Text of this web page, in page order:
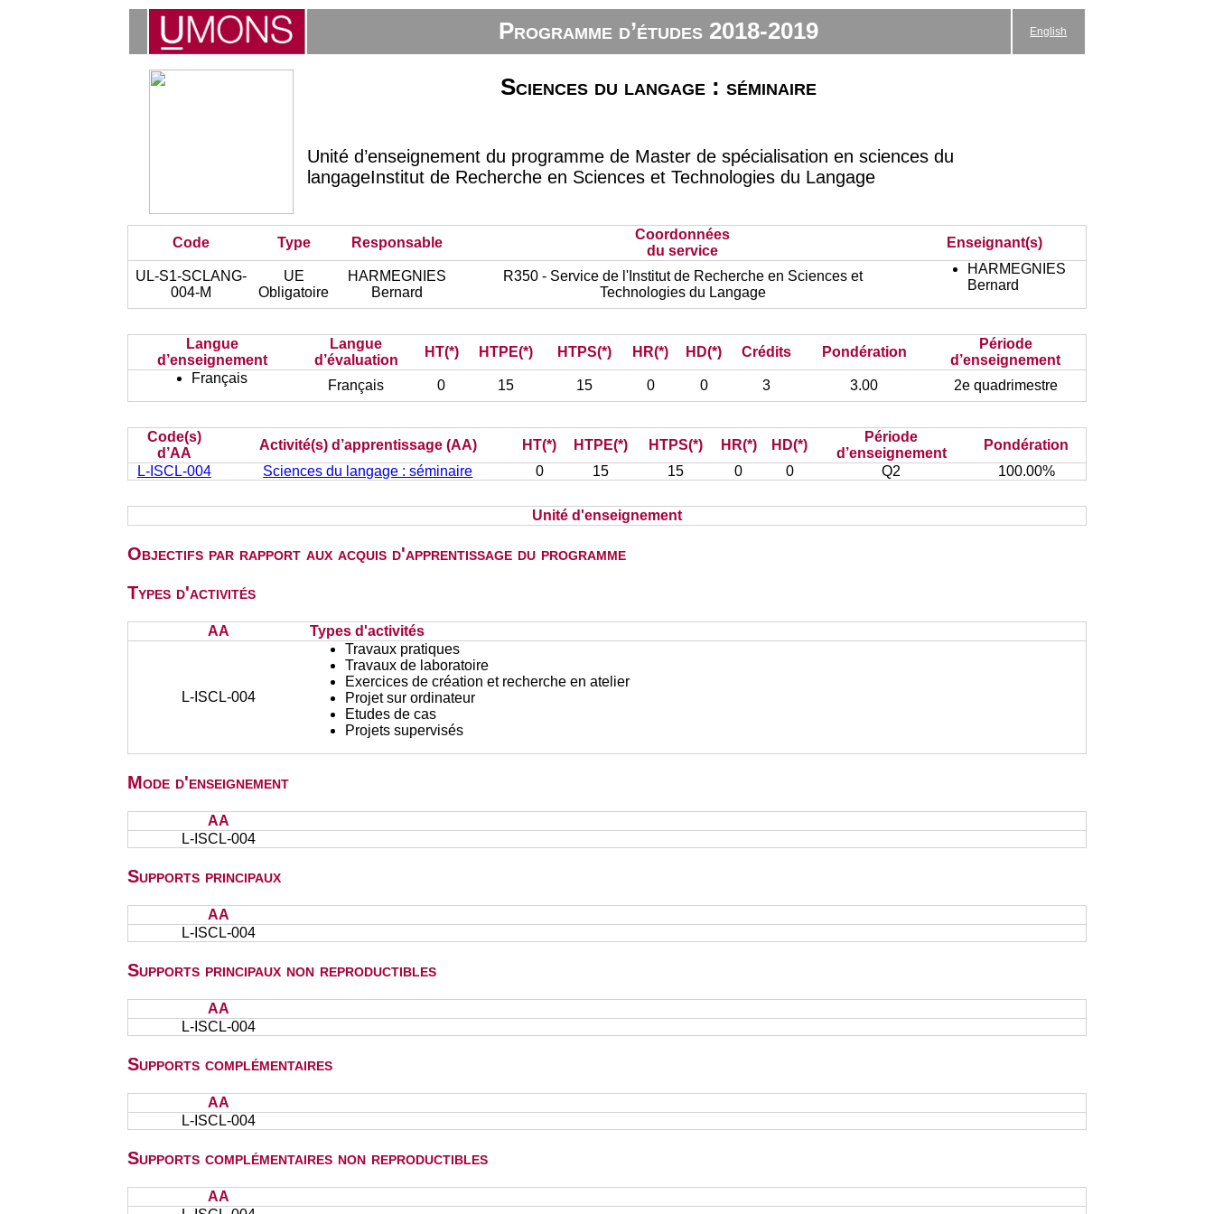
Programme d’études 2018-2019 English
Sciences du langage : séminaire
Unité d’enseignement du programme de Master de spécialisation en sciences du
langageInstitut de Recherche en Sciences et Technologies du Langage
Code Type Responsable
Coordonnées
du service
Enseignant(s)
UL-S1-SCLANG-
004-M
UE
Obligatoire
HARMEGNIES
Bernard
R350 - Service de l'Institut de Recherche en Sciences et
Technologies du Langage
HARMEGNIES
Bernard
Langue
d’enseignement
Langue
d’évaluation
HT(*) HTPE(*) HTPS(*) HR(*) HD(*) Crédits Pondération
Période
d’enseignement
Français
Français 0 15 15 0 0 3 3.00 2e quadrimestre
Code(s)
d’AA
Activité(s) d’apprentissage (AA) HT(*) HTPE(*) HTPS(*) HR(*) HD(*)
Période
d’enseignement
Pondération
L-ISCL-004
Sciences du langage : séminaire 0 15 15 0 0 Q2 100.00%
Unité d'enseignement
Objectifs par rapport aux acquis d'apprentissage du programme
Types d'activités
AA Types d'activités
L-ISCL-004
Travaux pratiques
Travaux de laboratoire
Exercices de création et recherche en atelier
Projet sur ordinateur
Etudes de cas
Projets supervisés
Mode d'enseignement
AA
L-ISCL-004
Supports principaux
AA
L-ISCL-004
Supports principaux non reproductibles
AA
L-ISCL-004
Supports complémentaires
AA
L-ISCL-004
Supports complémentaires non reproductibles
AA